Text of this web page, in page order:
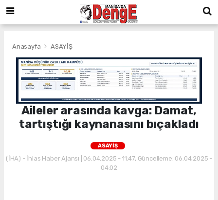
Anasayfa ASAYİŞ
Aileler arasında kavga: Damat,
tartıştığı kaynanasını bıçakladı
ASAYİŞ
(İHA) - İhlas Haber Ajansı | 06.04.2025 - 11:47, Güncelleme: 06.04.2025 -
04:02